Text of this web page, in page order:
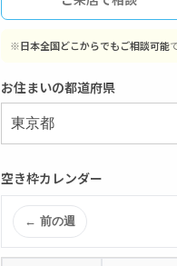
※日本全国どこからでもご相談可能
お住まいの都道府県
空き枠カレンダー
← 前の週